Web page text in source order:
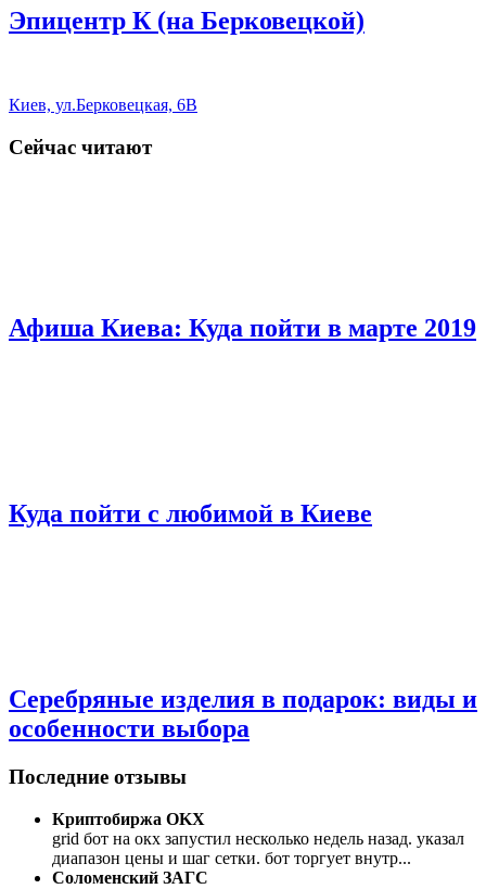
Эпицентр К (на Берковецкой)
Киев, ул.Берковецкая, 6В
Сейчас читают
Афиша Киева: Куда пойти в марте 2019
Куда пойти с любимой в Киеве
Серебряные изделия в подарок: виды и
особенности выбора
Последние отзывы
Криптобиржа OKX
grid бот на окх запустил несколько недель назад. указал
диапазон цены и шаг сетки. бот торгует внутр...
Соломенский ЗАГС